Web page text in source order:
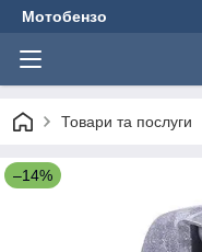
Мотобензо
Товари та послуги
–14%